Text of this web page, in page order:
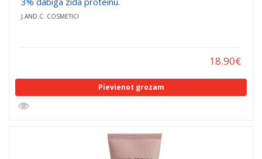
J.AND.C. COSMETICI
18.90€
Pievienot grozam